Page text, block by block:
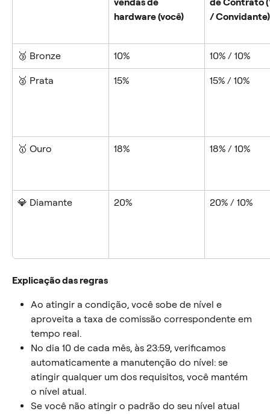
hardware (você)
/ Convidante)
🥉 Bronze 10% 10% / 10%
🥈 Prata 15% 15% / 10%
🥇 Ouro 18% 18% / 10%
💎 Diamante 20% 20% / 10%
Explicação das regras
Ao atingir a condição, você sobe de nível e
aproveita a taxa de comissão correspondente em
tempo real.
No dia 10 de cada mês, às 23:59, verificamos
automaticamente a manutenção do nível: se
atingir qualquer um dos requisitos, você mantém
o nível atual.
Se você não atingir o padrão do seu nível atual